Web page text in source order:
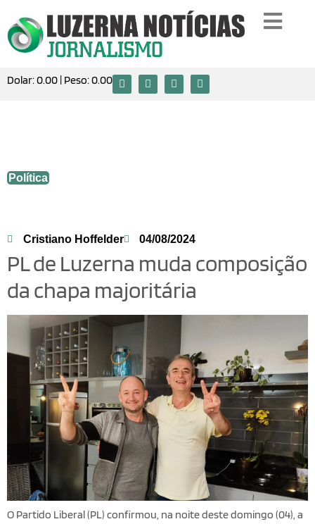
Dolar:0.00 | Peso:0.00
Política
Cristiano Hoffelder 04/08/2024
PL de Luzerna muda composição
da chapa majoritária
O Partido Liberal (PL) confirmou, na noite deste domingo (04), a